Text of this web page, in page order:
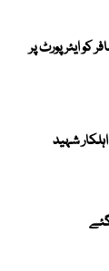
ایئرپورٹ پر
شہید